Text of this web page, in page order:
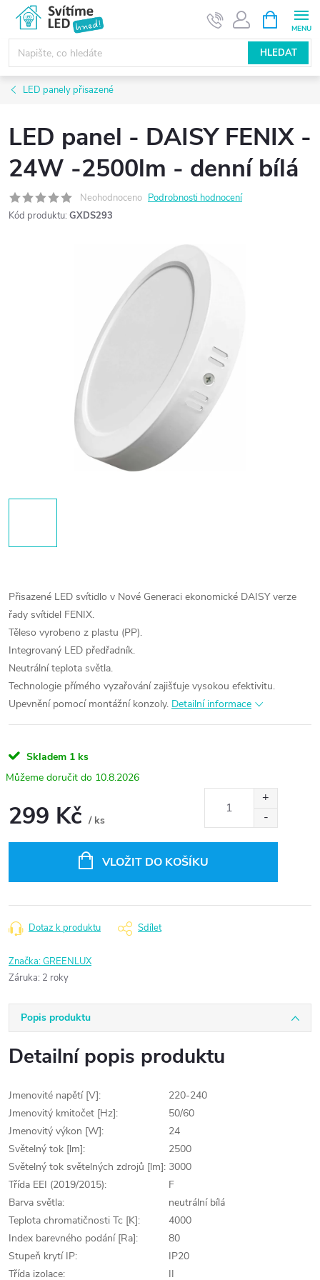
obsah
HLEDAT
NÁKUPNÍ
KOŠÍK
LED panely přisazené
LED panel - DAISY FENIX -
24W -2500lm - denní bílá
Neohodnoceno Podrobnosti hodnocení
Kód produktu: GXDS293
Přisazené LED svítidlo v Nové Generaci ekonomické DAISY verze
řady svítidel FENIX.
Těleso vyrobeno z plastu (PP).
Integrovaný LED předřadník.
Neutrální teplota světla.
Technologie přímého vyzařování zajišťuje vysokou efektivitu.
Upevnění pomocí montážní konzoly. Detailní informace
Skladem 1 ks
10.8.2026
299 Kč / ks
VLOŽIT DO KOŠÍKU
Dotaz k produktu Sdílet
Značka:GREENLUX
Záruka: 2 roky
Popis produktu
Detailní popis produktu
Jmenovité napětí [V]:
220-240
Jmenovitý kmitočet [Hz]:
50/60
Jmenovitý výkon [W]:
24
Světelný tok [lm]:
2500
Světelný tok světelných zdrojů [lm]: 3000
Třída EEI (2019/2015):
F
Barva světla:
neutrální bílá
Teplota chromatičnosti Tc [K]:
4000
Index barevného podání [Ra]:
80
Stupeň krytí IP:
IP20
Třída izolace:
II